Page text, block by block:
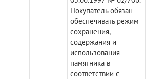
Покупатель обязан
обеспечивать режим
сохранения,
содержания и
использования
памятника в
соответствии с